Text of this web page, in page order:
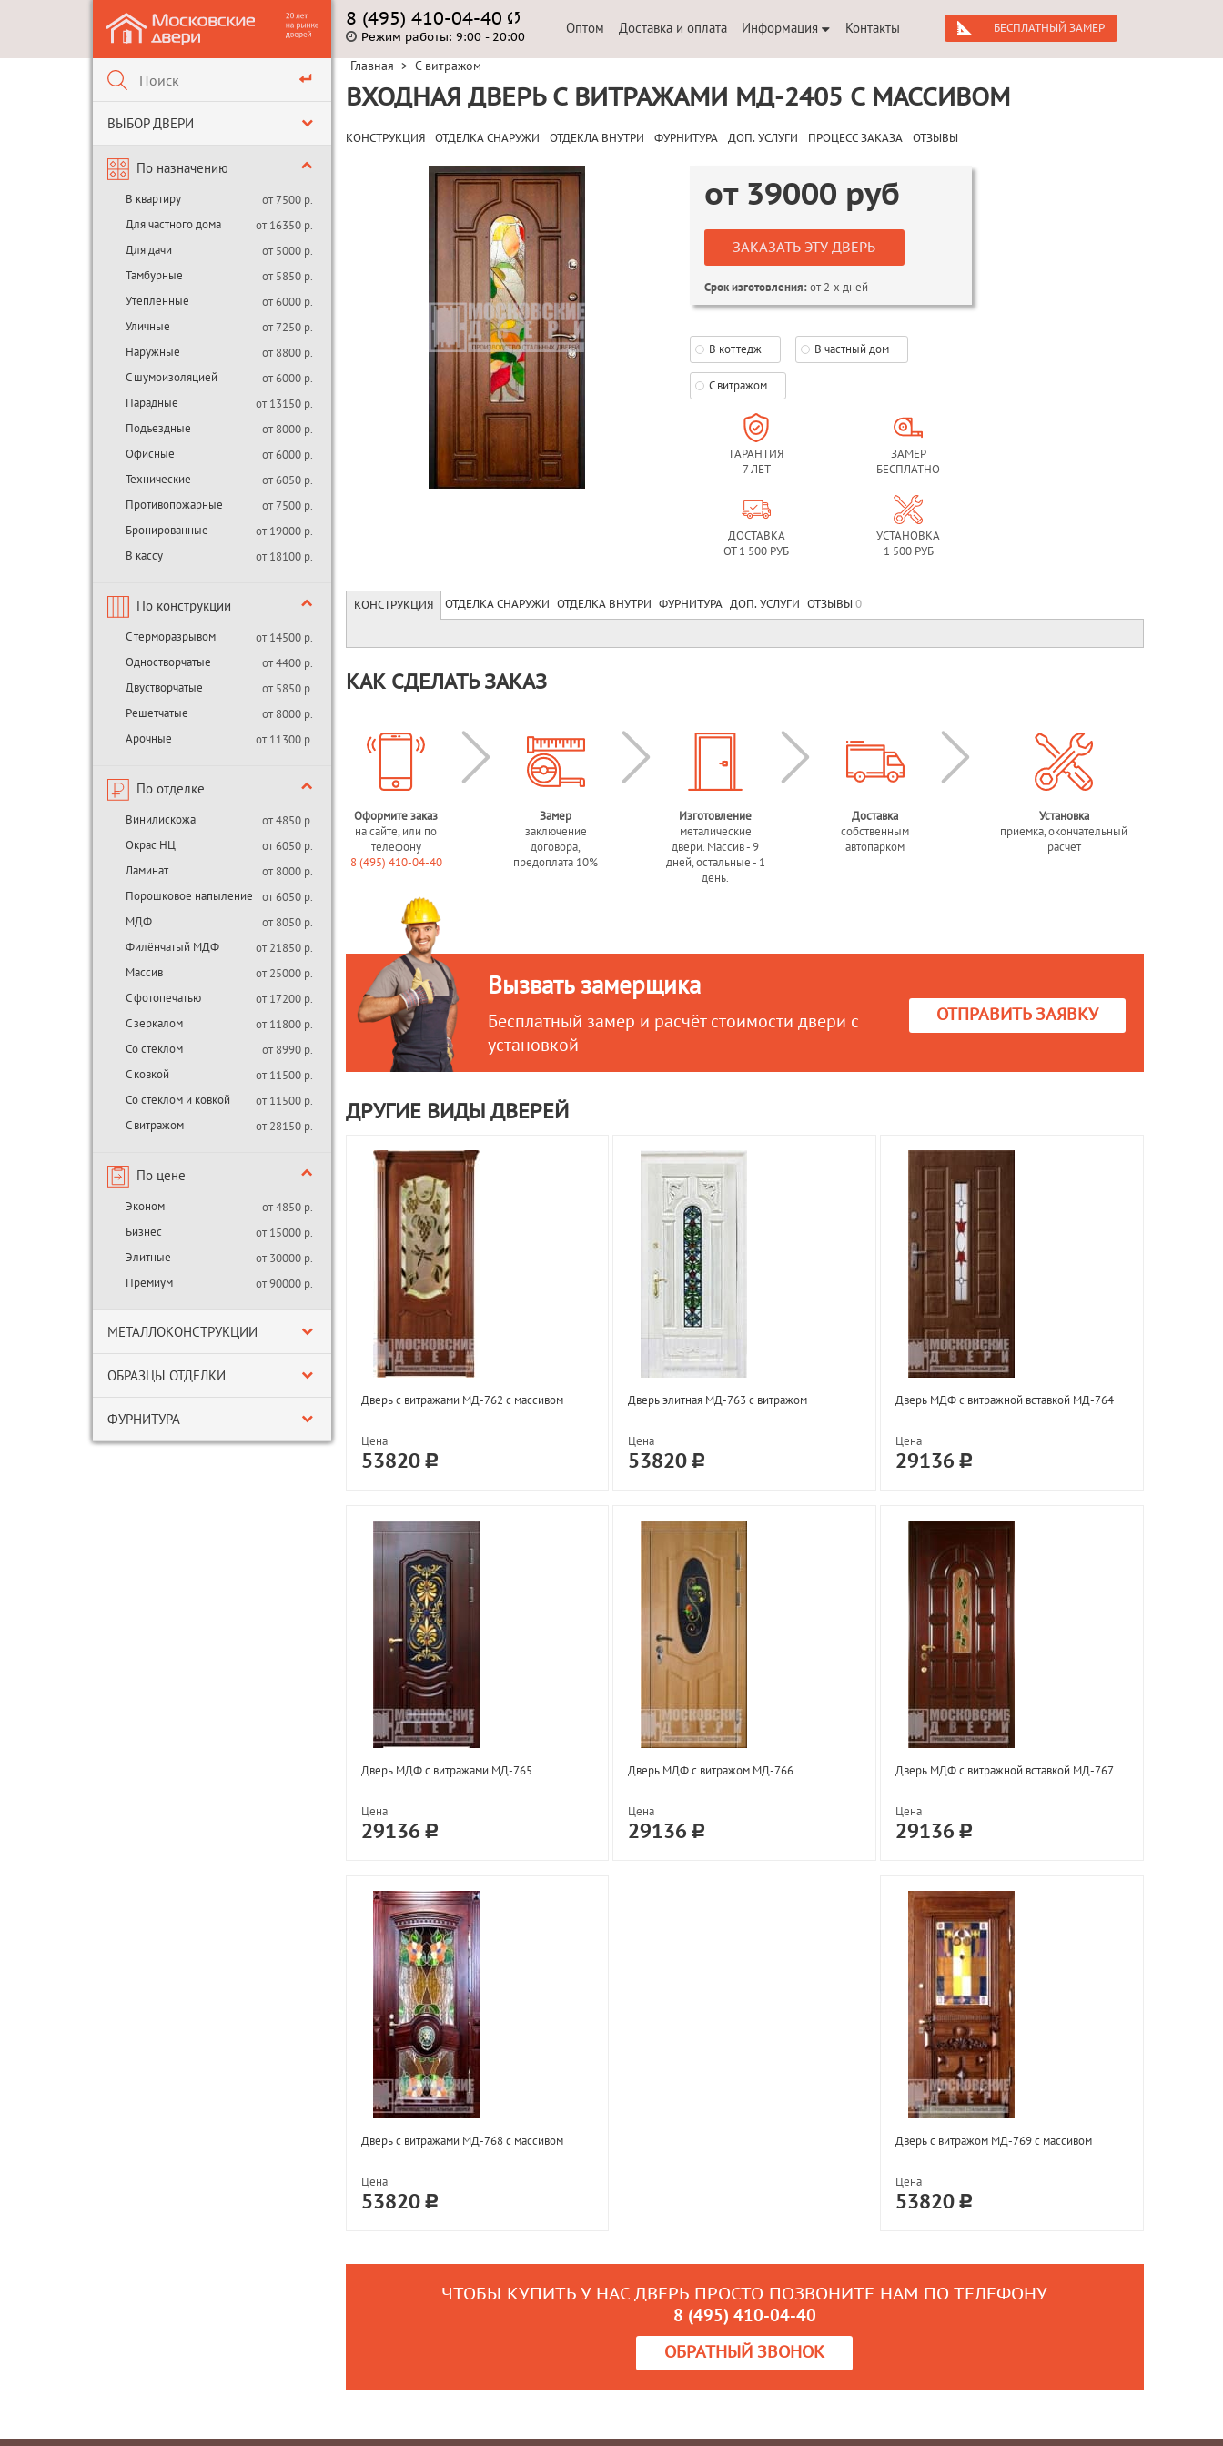
ВЫБОР ДВЕРИ
По назначению
В квартиру
от 7500 р.
Для частного дома
от 16350 р.
Для дачи
от 5000 р.
Тамбурные
от 5850 р.
Утепленные
от 6000 р.
Уличные
от 7250 р.
Наружные
от 8800 р.
С шумоизоляцией
от 6000 р.
Парадные
от 13150 р.
Подъездные
от 8000 р.
Офисные
от 6000 р.
Технические
от 6050 р.
Противопожарные
от 7500 р.
Бронированные
от 19000 р.
В кассу
от 18100 р.
По конструкции
С терморазрывом
от 14500 р.
Одностворчатые
от 4400 р.
Двустворчатые
от 5850 р.
Решетчатые
от 8000 р.
Арочные
от 11300 р.
По отделке
Винилискожа
от 4850 р.
Окрас НЦ
от 6050 р.
Ламинат
от 8000 р.
Порошковое напыление
от 6050 р.
МДФ
от 8050 р.
Филёнчатый МДФ
от 21850 р.
Массив
от 25000 р.
С фотопечатью
от 17200 р.
С зеркалом
от 11800 р.
Со стеклом
от 8990 р.
С ковкой
от 11500 р.
Со стеклом и ковкой
от 11500 р.
С витражом
от 28150 р.
По цене
Эконом
от 4850 р.
Бизнес
от 15000 р.
Элитные
от 30000 р.
Премиум
от 90000 р.
МЕТАЛЛОКОНСТРУКЦИИ
ОБРАЗЦЫ ОТДЕЛКИ
ФУРНИТУРА
8 (495) 410-04-40
Режим работы: 9:00 - 20:00
Оптом Доставка и оплата Информация Контакты БЕСПЛАТНЫЙ ЗАМЕР
Главная > С витражом
ВХОДНАЯ ДВЕРЬ С ВИТРАЖАМИ МД-2405 С МАССИВОМ
КОНСТРУКЦИЯ ОТДЕЛКА СНАРУЖИ ОТДЕКЛА ВНУТРИ ФУРНИТУРА ДОП. УСЛУГИ ПРОЦЕСС ЗАКАЗА ОТЗЫВЫ
от 39000 руб
ЗАКАЗАТЬ ЭТУ ДВЕРЬ
Срок изготовления:от 2-х дней
В коттедж В частный дом
С витражом
ГАРАНТИЯ
7 ЛЕТ
ЗАМЕР
БЕСПЛАТНО
ДОСТАВКА
ОТ 1 500 РУБ
УСТАНОВКА
1 500 РУБ
КОНСТРУКЦИЯ ОТДЕЛКА СНАРУЖИ ОТДЕЛКА ВНУТРИ ФУРНИТУРА ДОП. УСЛУГИ ОТЗЫВЫ 0
КАК СДЕЛАТЬ ЗАКАЗ
Оформите заказ
на сайте, или по
телефону
8 (495) 410-04-40
Замер
заключение
договора,
предоплата 10%
Изготовление
металические
двери. Массив - 9
дней, остальные - 1
день.
Доставка
собственным
автопарком
Установка
приемка, окончательный
расчет
Вызвать замерщика
Бесплатный замер и расчёт стоимости двери с
установкой
ОТПРАВИТЬ ЗАЯВКУ
ДРУГИЕ ВИДЫ ДВЕРЕЙ
Дверь с витражами МД-762 с массивом
Цена
53820
Дверь элитная МД-763 с витражом
Цена
53820
Дверь МДФ с витражной вставкой МД-764
Цена
29136
Дверь МДФ с витражами МД-765
Цена
29136
Дверь МДФ с витражом МД-766
Цена
29136
Дверь МДФ с витражной вставкой МД-767
Цена
29136
Дверь с витражами МД-768 с массивом
Цена
53820
Дверь с витражом МД-769 с массивом
Цена
53820
ЧТОБЫ КУПИТЬ У НАС ДВЕРЬ ПРОСТО ПОЗВОНИТЕ НАМ ПО ТЕЛЕФОНУ
8 (495) 410-04-40
ОБРАТНЫЙ ЗВОНОК